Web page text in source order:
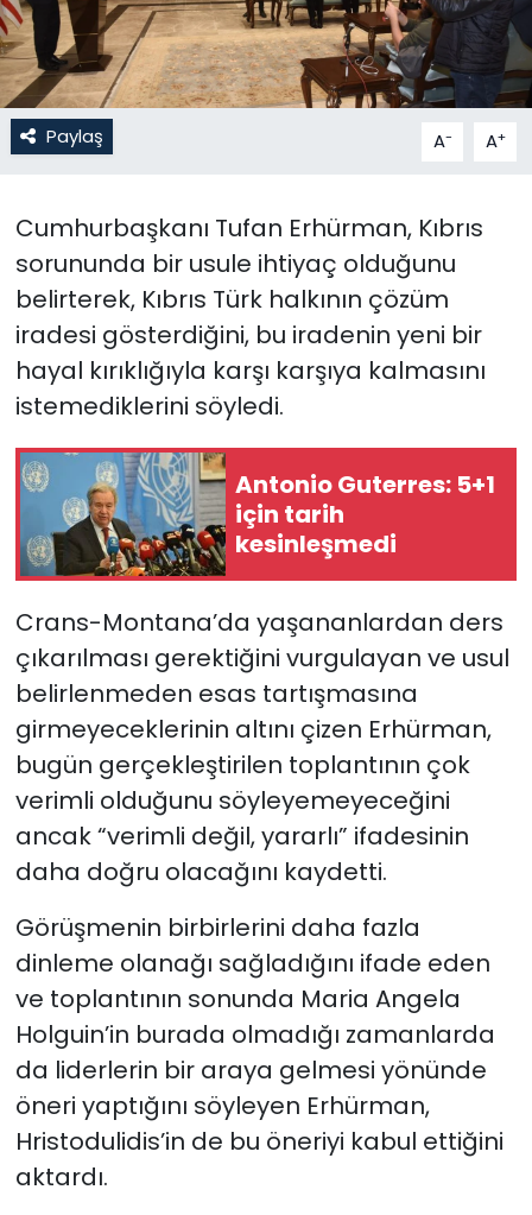
Paylaş A- A+
Cumhurbaşkanı Tufan Erhürman, Kıbrıs
sorununda bir usule ihtiyaç olduğunu
belirterek, Kıbrıs Türk halkının çözüm
iradesi gösterdiğini, bu iradenin yeni bir
hayal kırıklığıyla karşı karşıya kalmasını
istemediklerini söyledi.
Antonio Guterres: 5+1
için tarih
kesinleşmedi
Crans-Montana’da yaşananlardan ders
çıkarılması gerektiğini vurgulayan ve usul
belirlenmeden esas tartışmasına
girmeyeceklerinin altını çizen Erhürman,
bugün gerçekleştirilen toplantının çok
verimli olduğunu söyleyemeyeceğini
ancak “verimli değil, yararlı” ifadesinin
daha doğru olacağını kaydetti.
Görüşmenin birbirlerini daha fazla
dinleme olanağı sağladığını ifade eden
ve toplantının sonunda Maria Angela
Holguin’in burada olmadığı zamanlarda
da liderlerin bir araya gelmesi yönünde
öneri yaptığını söyleyen Erhürman,
Hristodulidis’in de bu öneriyi kabul ettiğini
aktardı.
Nöbetçi Eczaneler
Otomobil Dünyası
Politika
Spor
Teknoloji
TÜRKiYE
YAŞAM
Yazarlar